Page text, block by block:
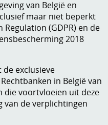
van België en
maar niet beperkt
(GDPR) en de
2018
exclusieve
in België van
die voortvloeien uit deze
van de verplichtingen